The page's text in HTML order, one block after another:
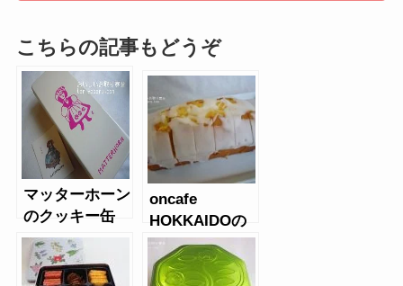
こちらの記事もどうぞ
マッターホーン
のクッキー缶
oncafe
HOKKAIDOの
レモンバターケ
ーキ